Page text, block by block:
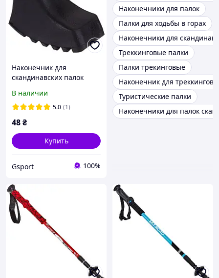
Наконечник для
скандинавских палок
черный
В наличии
5.0 (1)
48₴
Купить
Gsport 100%
Наконечники для палок
Палки для ходьбы в горах
Наконечники для
Треккинговые палки
Палки трекинговые
Наконечник для
Туристические палки
Наконечники для палок